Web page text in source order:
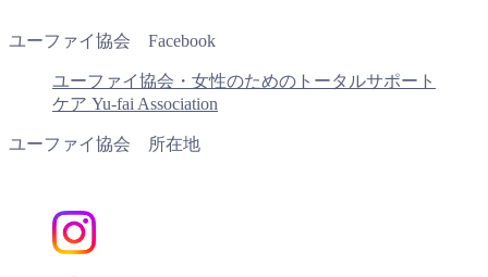
ユーファイ協会 Facebook
ユーファイ協会・女性のためのトータルサポート
ケア Yu-fai Association
ユーファイ協会 所在地